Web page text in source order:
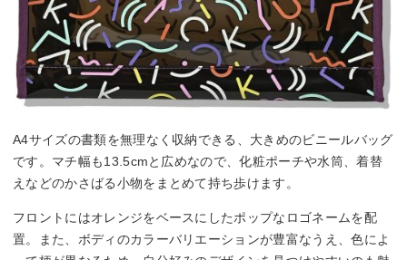
A4サイズの書類を無理なく収納できる、大きめのビニールバッグ
です。マチ幅も13.5cmと広めなので、化粧ポーチや水筒、着替
えなどのかさばる小物をまとめて持ち歩けます。
フロントにはオレンジをベースにしたポップなロゴネームを配
置。また、ボディのカラーバリエーションが豊富なうえ、色によ